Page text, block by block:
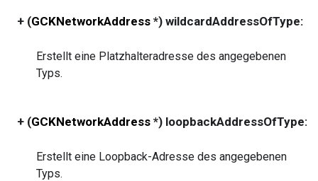
+ (GCKNetworkAddress *) wildcardAddressOfType:
Erstellt eine Platzhalteradresse des angegebenen
Typs.
+ (GCKNetworkAddress *) loopbackAddressOfType:
Erstellt eine Loopback-Adresse des angegebenen
Typs.